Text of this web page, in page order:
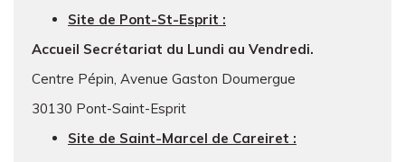
Site de Pont-St-Esprit :
Accueil Secrétariat du Lundi au Vendredi.
Centre Pépin, Avenue Gaston Doumergue
30130 Pont-Saint-Esprit
Site de Saint-Marcel de Careiret :